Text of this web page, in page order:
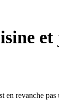
en revanche